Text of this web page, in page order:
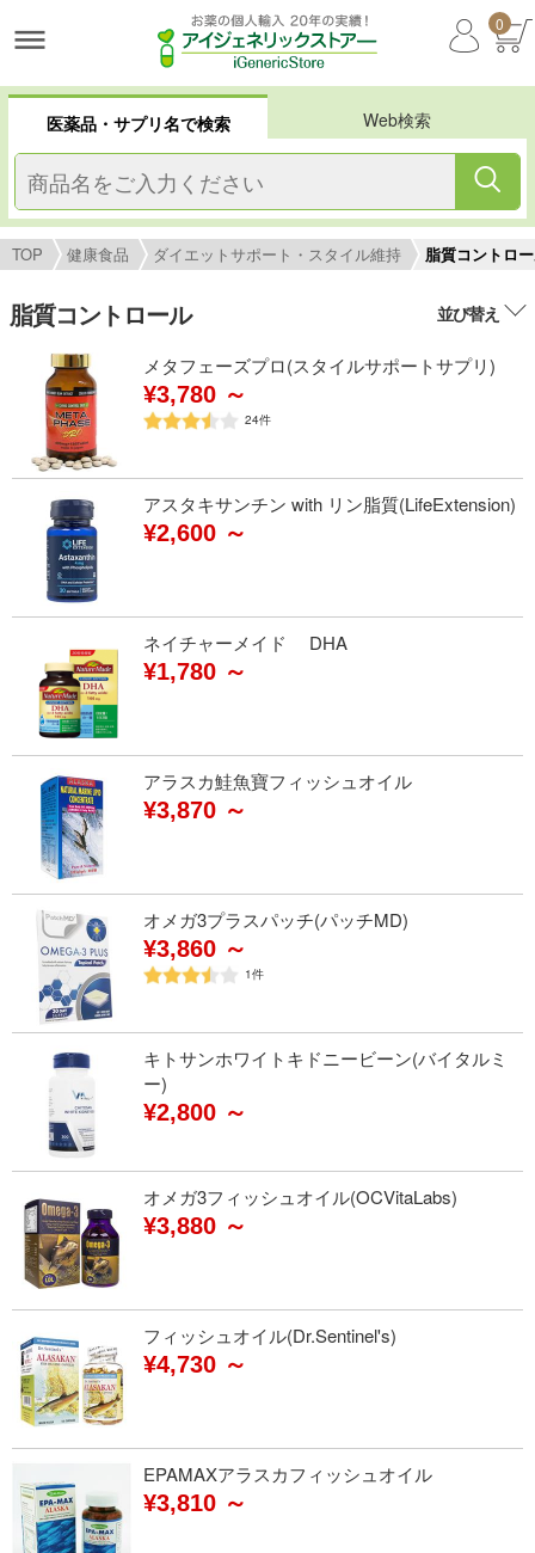
0
医薬品・サプリ名で検索 Web検索
TOP 健康食品 ダイエットサポート・スタイル維持 脂質コントロ
脂質コントロール 並び替え
メタフェーズプロ(スタイルサポートサプリ)
¥3,780 ～
24件
アスタキサンチン with リン脂質(LifeExtension)
¥2,600 ～
ネイチャーメイド DHA
¥1,780 ～
アラスカ鮭魚寶フィッシュオイル
¥3,870 ～
オメガ3プラスパッチ(パッチMD)
¥3,860 ～
1件
キトサンホワイトキドニービーン(バイタルミ
ー)
¥2,800 ～
オメガ3フィッシュオイル(OCVitaLabs)
¥3,880 ～
フィッシュオイル(Dr.Sentinel's)
¥4,730 ～
EPAMAXアラスカフィッシュオイル
¥3,810 ～